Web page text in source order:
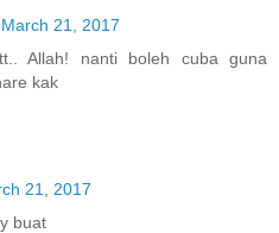
21, 2017
Allah! nanti boleh cuba guna
kak
21, 2017
buat